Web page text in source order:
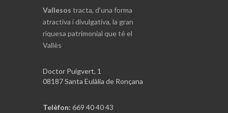
Vallesos tracta, d’una forma
atractiva i divulgativa, la gran
riquesa patrimonial que té el
Vallès
Doctor Puigvert, 1
08187 Santa Eulàlia de Ronçana
Telèfon: 669 40 40 43